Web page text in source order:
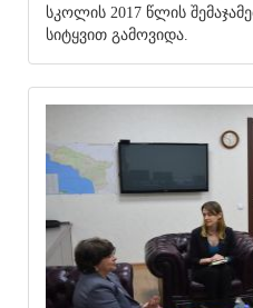
სკოლის 2017 წლის
სიტყვით გამოვიდა.